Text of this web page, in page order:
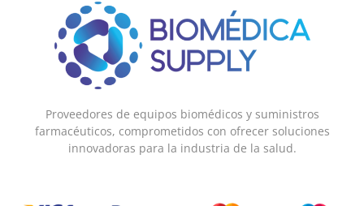
Proveedores de equipos biomédicos y suministros
farmacéuticos, comprometidos con ofrecer soluciones
innovadoras para la industria de la salud.